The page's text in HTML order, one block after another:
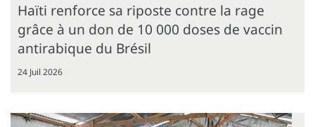
Haïti renforce sa riposte contre la rage
grâce à un don de 10 000 doses de vaccin
antirabique du Brésil
24 Juil 2026